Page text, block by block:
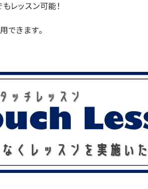
レッスン可能！
きます。